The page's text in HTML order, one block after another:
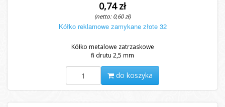
0,74 zł
(netto: 0,60 zł)
Kółko reklamowe zamykane złote 32
Kółko metalowe zatrzaskowe
fi drutu 2,5 mm
do koszyka